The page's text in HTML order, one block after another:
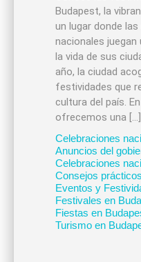
Budapest, la
un lugar donde
nacionales
la vida de sus
año, la ciudad
festividades que
cultura del país.
ofrecemos una […]
Celebraciones
Anuncios del
Celebraciones
Consejos
Eventos y
Festivales en
Fiestas en
Turismo en